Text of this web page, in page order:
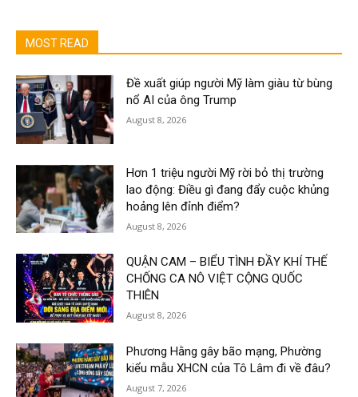
MOST READ
Đề xuất giúp người Mỹ làm giàu từ bùng
nổ AI của ông Trump
August 8, 2026
Hơn 1 triệu người Mỹ rời bỏ thị trường
lao động: Điều gì đang đẩy cuộc khủng
hoảng lên đỉnh điểm?
August 8, 2026
QUẬN CAM – BIỂU TÌNH ĐẦY KHÍ THẾ
CHỐNG CA NÔ VIỆT CỘNG QUỐC
THIÊN
August 8, 2026
Phương Hằng gây bão mạng, Phường
kiểu mẫu XHCN của Tô Lâm đi về đâu?
August 7, 2026